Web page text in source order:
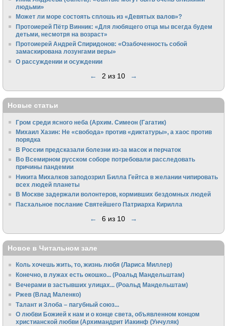
людьми»
Может ли море состоять сплошь из «Девятых валов»?
Протоиерей Пётр Винник: «Для любящего отца мы всегда будем
детьми, несмотря на возраст»
Протоиерей Андрей Спиридонов: «Озабоченность собой
замаскирована лозунгами веры»
О рассуждении и осуждении
← 2 из 10 →
Новые статьи
Гром среди ясного неба (Архим. Симеон (Гагатик)
Михаил Хазин: Не «свобода» против «диктатуры», а хаос против
порядка
В России предсказали болезни из-за масок и перчаток
Во Всемирном русском соборе потребовали расследовать
причины пандемии
Никита Михалков заподозрил Билла Гейтса в желании чипировать
всех людей планеты
В Москве задержали волонтеров, кормивших бездомных людей
Пасхальное послание Святейшего Патриарха Кирилла
← 6 из 10 →
Новое в Читальном зале
Коль хочешь жить, то, жизнь любя (Лариса Миллер)
Конечно, в лужах есть окошко... (Роальд Мандельштам)
Вечерами в застывших улицах... (Роальд Мандельштам)
Ржев (Влад Маленко)
Талант и Злоба – пагубный союз...
О любви Божией к нам и о конце света, объявленном концом
христианской любви (Архимандрит Иакинф (Унчуляк)